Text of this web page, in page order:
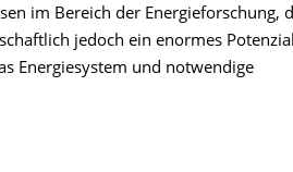
im Bereich der Energieforschung,
jedoch ein enormes Potenzial
Energiesystem und notwendige